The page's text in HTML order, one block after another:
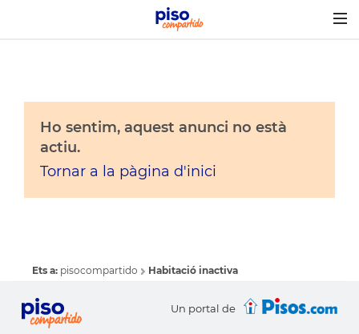
Ho sentim, aquest anunci no està
actiu.
Tornar a la pàgina d'inici
Ets a: pisocompartido Habitació inactiva
Un portal de